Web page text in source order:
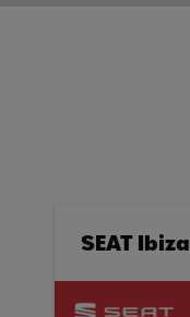
SEAT Ibiza